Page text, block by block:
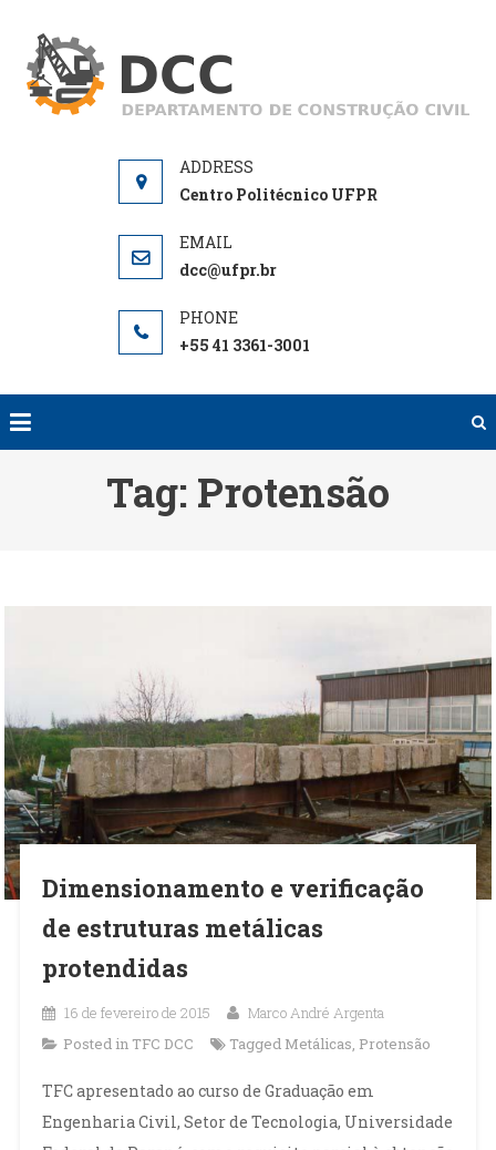
content
Centro Politécnico UFPR
dcc@ufpr.br
+55 41 3361-3001
Tag: Protensão
Dimensionamento e verificação
de estruturas metálicas
protendidas
16 de fevereiro de 2015
Marco André Argenta
Posted in TFC DCC Tagged Metálicas, Protensão
TFC apresentado ao curso de Graduação em
Engenharia Civil, Setor de Tecnologia, Universidade